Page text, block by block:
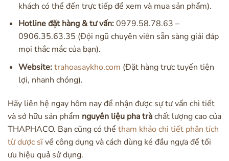
khách có thể đến trực tiếp để xem và mua sản phẩm).
Hotline đặt hàng & tư vấn:0979.58.78.63 –
0906.35.63.35 (Đội ngũ chuyên viên sẵn sàng giải đáp
mọi thắc mắc của bạn).
Website:trahoasaykho.com (Đặt hàng trực tuyến tiện
lợi, nhanh chóng).
Hãy liên hệ ngay hôm nay để nhận được sự tư vấn chi tiết
và sở hữu sản phẩm nguyên liệu pha tràchất lượng cao của
THAPHACO. Bạn cũng có thể tham khảo chi tiết phân tích
từ dược sĩvề công dụng và cách dùng ké đầu ngựa để tối
ưu hiệu quả sử dụng.